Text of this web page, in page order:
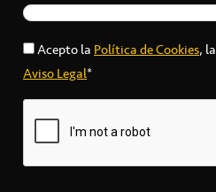
Acepto laPolítica de Cookies, la
Aviso Legal*